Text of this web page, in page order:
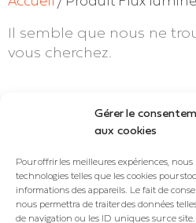
Gérer le
aux cookies
Pour offrir les meilleures expériences,
technologies telles que les cookies pour
informations des appareils. Le fait de
nous permettra de traiter des données
de navigation ou les ID uniques sur ce
Il semble que nous ne
vous cherchez.
RESTEZ